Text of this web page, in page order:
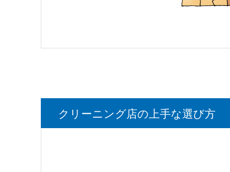
クリーニング店の上手な選び方